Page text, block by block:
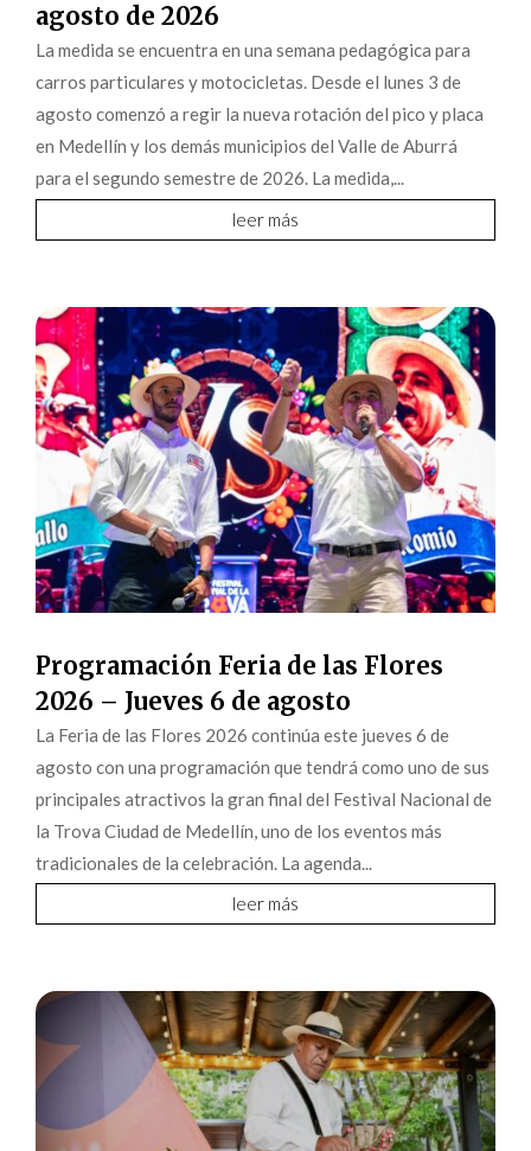
agosto de 2026
La medida se encuentra en una semana pedagógica para
carros particulares y motocicletas. Desde el lunes 3 de
agosto comenzó a regir la nueva rotación del pico y placa
en Medellín y los demás municipios del Valle de Aburrá
para el segundo semestre de 2026. La medida,...
leer más
Programación Feria de las Flores
2026 – Jueves 6 de agosto
La Feria de las Flores 2026 continúa este jueves 6 de
agosto con una programación que tendrá como uno de sus
principales atractivos la gran final del Festival Nacional de
la Trova Ciudad de Medellín, uno de los eventos más
tradicionales de la celebración. La agenda...
leer más